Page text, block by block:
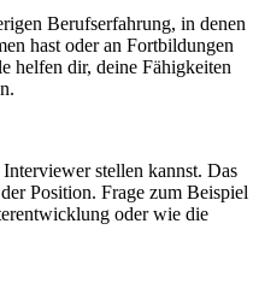
Berufserfahrung, in denen
hast oder an Fortbildungen
helfen dir, deine Fähigkeiten
stellen kannst. Das
Position. Frage zum Beispiel
oder wie die